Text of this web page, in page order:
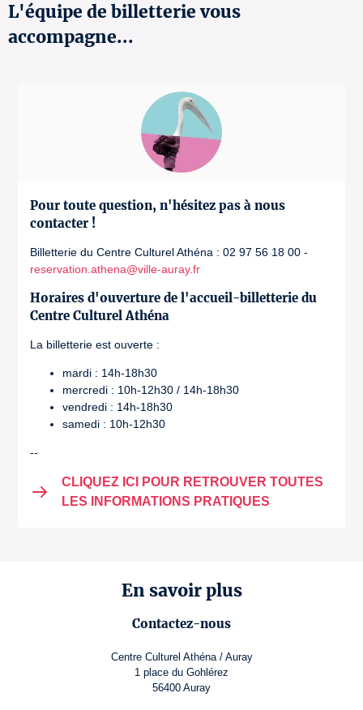
L'équipe de billetterie vous
accompagne...
Pour toute question, n'hésitez pas à nous
contacter !
Billetterie du Centre Culturel Athéna : 02 97 56 18 00 -
reservation.athena@ville-auray.fr
Horaires d'ouverture de l'accueil-billetterie du
Centre Culturel Athéna
La billetterie est ouverte :
mardi : 14h-18h30
mercredi : 10h-12h30 / 14h-18h30
vendredi : 14h-18h30
samedi : 10h-12h30
--
CLIQUEZ ICI POUR RETROUVER TOUTES
LES INFORMATIONS PRATIQUES
En savoir plus
Contactez-nous
Centre Culturel Athéna / Auray
1 place du Gohlérez
56400 Auray